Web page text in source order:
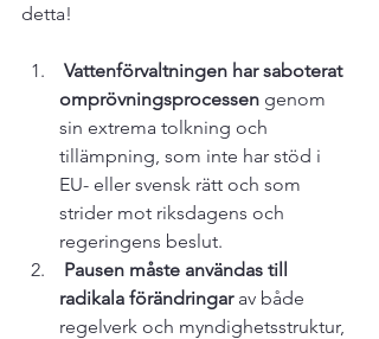
omprövningsprocessen genom
sin extrema tolkning och
tillämpning, som inte har stöd i
EU- eller svensk rätt och som
strider mot riksdagens och
regeringens beslut.
radikala förändringar av både
regelverk och myndighetsstruktur,